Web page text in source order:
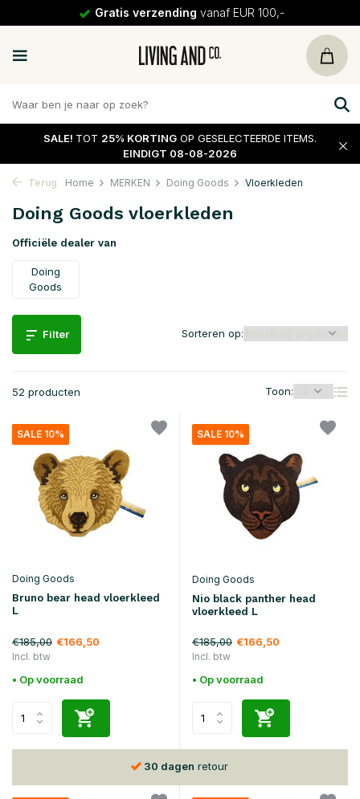
30 dagen retour
SALE! TOT 25% KORTING OP GESELECTEERDE ITEMS.
EINDIGT 08-08-2026
Terug Home MERKEN Doing Goods Vloerkleden
Doing Goods vloerkleden
Officiële dealer van
Doing
Goods
Filter
52 producten Toon:
Sorteren op:
SALE 10%
Doing Goods
Bruno bear head vloerkleed
L
€185,00 €166,50
Incl. btw
• Op voorraad
SALE 10%
Doing Goods
Nio black panther head
vloerkleed L
€185,00 €166,50
Incl. btw
• Op voorraad
30 dagen retour